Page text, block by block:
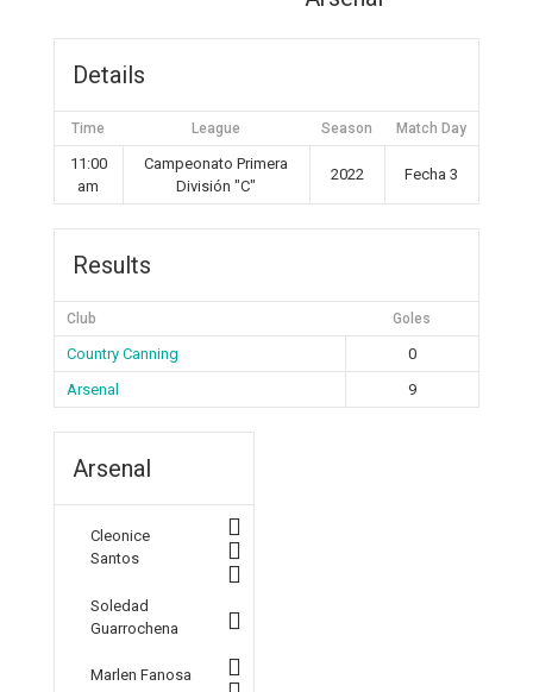
Details
Time League Season Match Day
11:00
am
Campeonato Primera
División "C"
2022 Fecha 3
Results
Club Goles
Country Canning
0
Arsenal
9
Arsenal
Cleonice
Santos
Soledad
Guarrochena
Marlen Fanosa